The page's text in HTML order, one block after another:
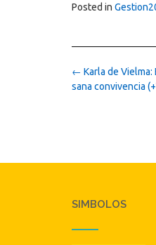
Posted in
Post
navigation
← Karla de Vielma:
sana convivencia
SIMBOLOS